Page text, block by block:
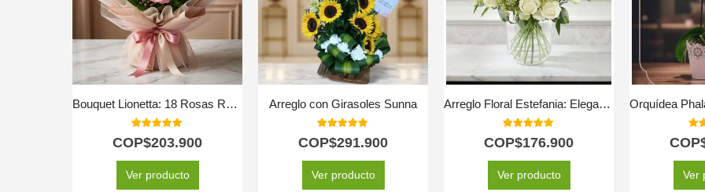
Bouquet Lionetta: 18 Rosas Rosadas para Ocasiones Especiales 🌹
5.00
COP$203.900
Ver producto
Arreglo con Girasoles Sunna
5.00
COP$291.900
Ver producto
Arreglo Floral Estefania: Elegancia Pura con 24 Rosas Blancas a Domicilio 🤍
5.00
COP$176.900
Ver producto
5.00
Ver